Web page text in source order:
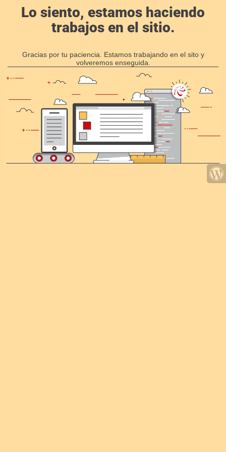
Lo siento, estamos haciendo
trabajos en el sitio.
Gracias por tu paciencia. Estamos trabajando en el sito y
volveremos enseguida.